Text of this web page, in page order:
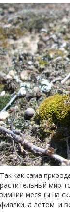
Так как сама
растительный мир
зимнии месяцы на
фиалки, а летом и